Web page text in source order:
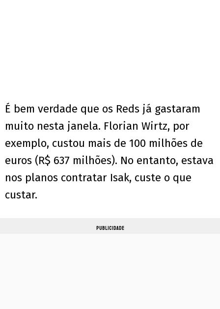
É bem verdade que os Reds já gastaram
muito nesta janela. Florian Wirtz, por
exemplo, custou mais de 100 milhões de
euros (R$ 637 milhões). No entanto, estava
nos planos contratar Isak, custe o que
custar.
PUBLICIDADE